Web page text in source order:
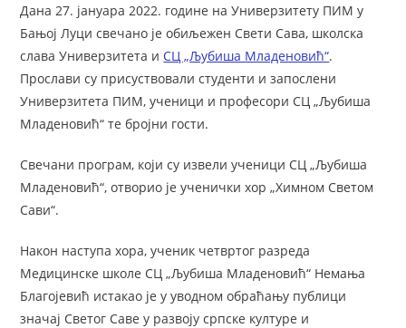
Дана 27. јануара 2022. године на Универзитету ПИМ у
Бањој Луци свечано је обиљежен Свети Сава, школска
слава Универзитета и СЦ „Љубиша Младеновић“.
Прослави су присуствовали студенти и запослени
Универзитета ПИМ, ученици и професори СЦ „Љубиша
Младеновић“ те бројни гости.
Свечани програм, који су извели ученици СЦ „Љубиша
Младеновић“, отворио је ученички хор „Химном Светом
Сави“.
Након наступа хора, ученик четвртог разреда
Медицинске школе СЦ „Љубиша Младеновић“ Немања
Благојевић истакао је у уводном обраћању публици
значај Светог Саве у развоју српске културе и